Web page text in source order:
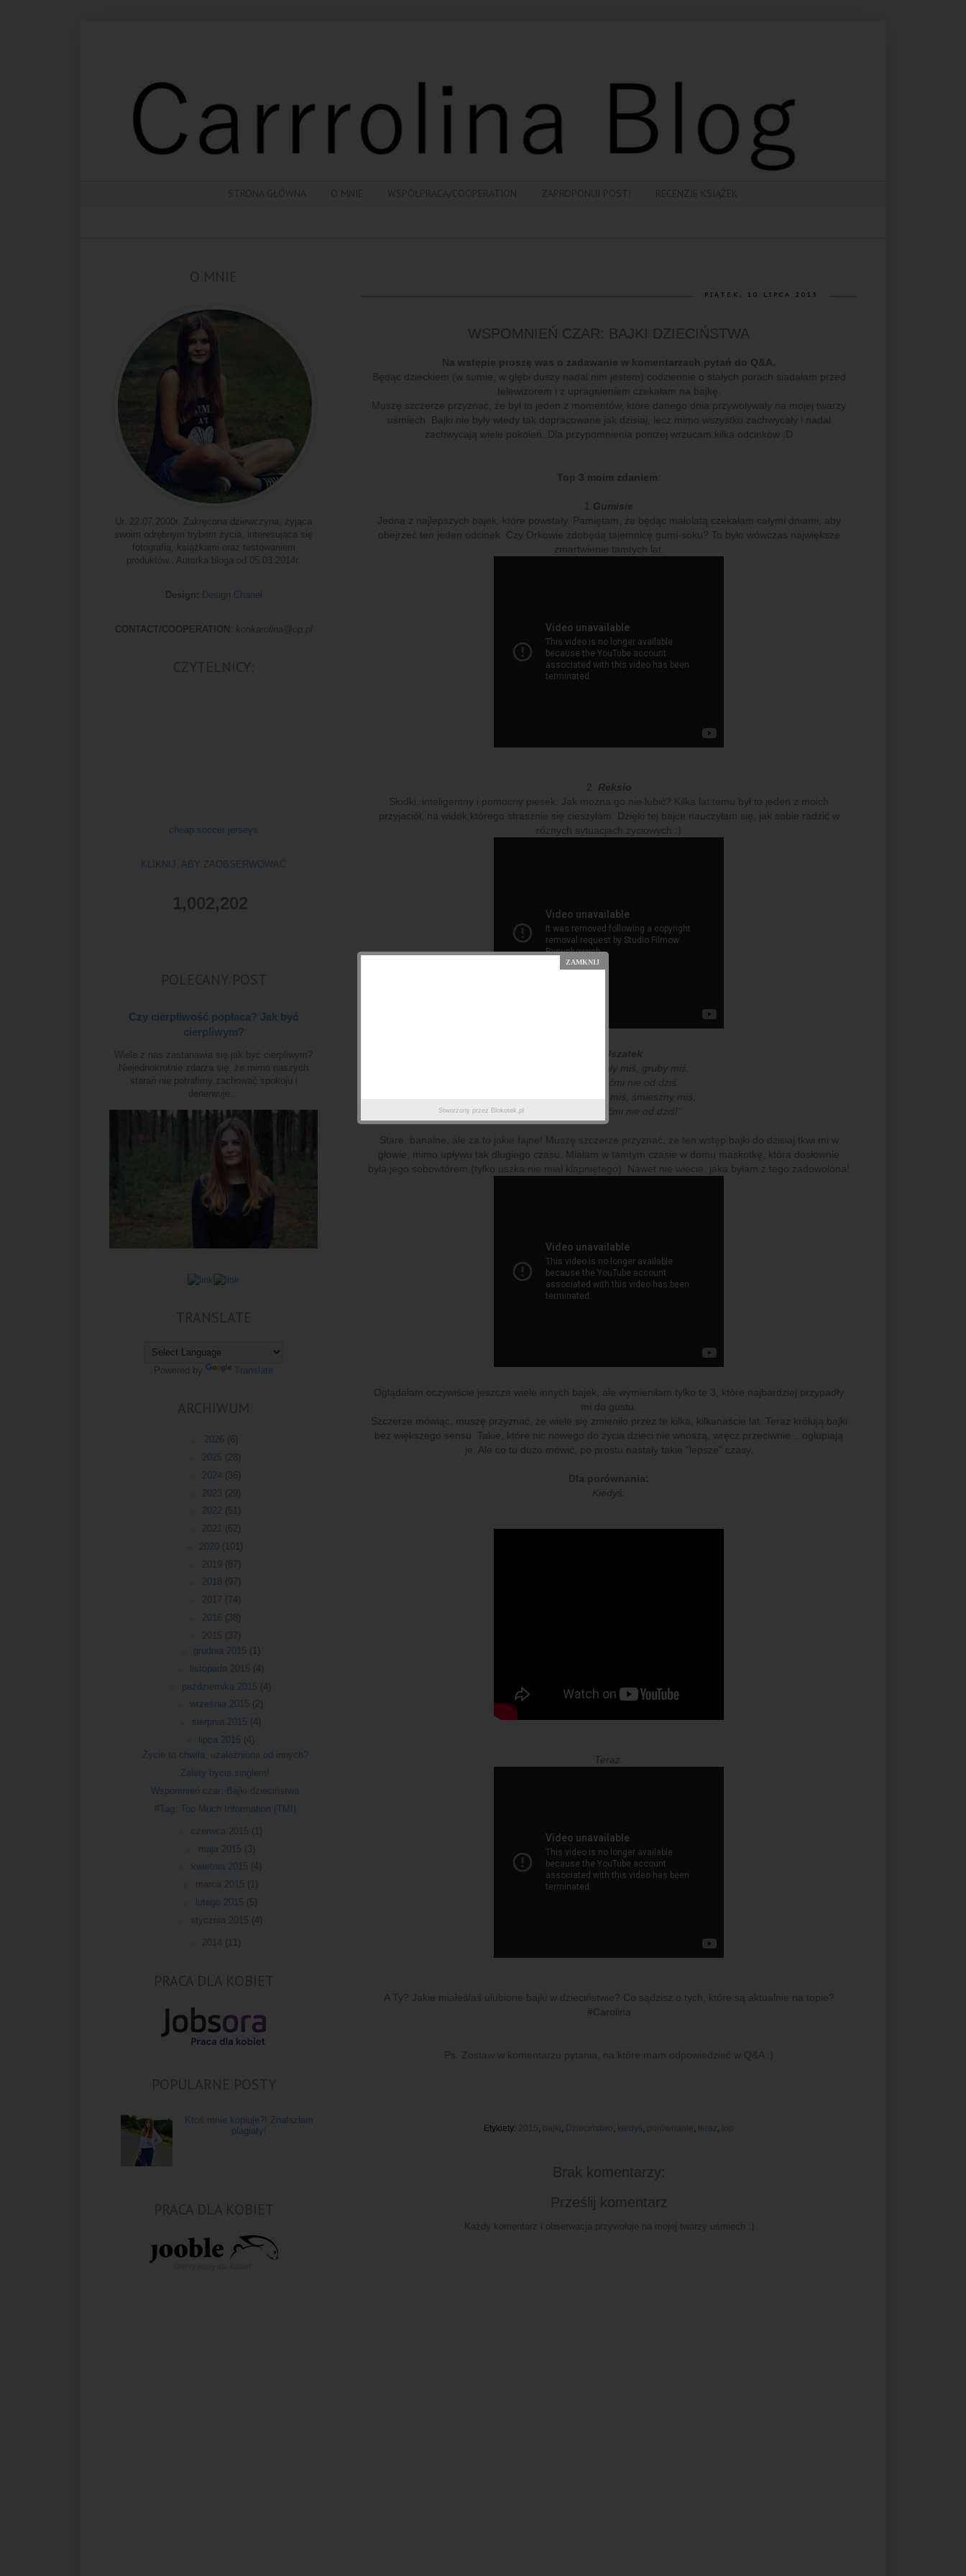
STRONA GŁÓWNA O MNIE WSPÓŁPRACA/COOPERATION ZAPROPONUJ POST! RECENZJE KSIĄŻEK
PIĄTEK, 10 LIPCA 2015
WSPOMNIEŃ CZAR: BAJKI DZIECIŃSTWA
Na wstępie proszę was o zadawanie w komentarzach pytań do Q&A.
Będąc dzieckiem (w sumie, w głębi duszy nadal nim jestem) codziennie o stałych porach siadałam przed
telewizorem i z upragnieniem czekałam na bajkę.
Muszę szczerze przyznać, że był to jeden z momentów, które danego dnia przywoływały na mojej twarzy
uśmiech. Bajki nie były wtedy tak dopracowane jak dzisiaj, lecz mimo wszystko zachwycały i nadal
zachwycają wiele pokoleń. Dla przypomnienia poniżej wrzucam kilka odcinków :D
Top 3 moim zdaniem
Gumisie
Jedna z najlepszych bajek, które powstały. Pamiętam, że będąc małolatą czekałam całymi dniami, aby
obejrzeć ten jeden odcinek. Czy Orkowie zdobędą tajemnicę gumi-soku? To było wówczas największe
zmartwienie tamtych lat.
Reksio
Słodki, inteligentny i pomocny piesek. Jak można go nie lubić? Kilka lat temu był to jeden z moich
przyjaciół, na widok którego strasznie się cieszyłam. Dzięki tej bajce nauczyłam się, jak sobie radzić w
różnych sytuacjach życiowych :)
Miś Uszatek
Jestem sobie mały miś, gruby miś,
znam się z dziećmi nie od dziś.
Jestem sobie mały miś, śmieszny miś,
znam się z dziećmi nie od dziś!"
Stare, banalne, ale za to jakie fajne! Muszę szczerze przyznać, że ten wstęp bajki do dzisiaj tkwi mi w
głowie, mimo upływu tak długiego czasu. Miałam w tamtym czasie w domu maskotkę, która dosłownie
była jego sobowtórem (tylko uszka nie miał klapniętego). Nawet nie wiecie, jaka byłam z tego zadowolona!
Oglądałam oczywiście jeszcze wiele innych bajek, ale wymieniłam tylko te 3, które najbardziej przypadły
mi do gustu.
Szczerze mówiąc, muszę przyznać, że wiele się zmieniło przez te kilka, kilkanaście lat. Teraz królują bajki
bez większego sensu. Takie, które nic nowego do życia dzieci nie wnoszą, wręcz przeciwnie... ogłupiają
je. Ale co tu dużo mówić, po prostu nastały takie "lepsze" czasy.
Dla porównania:
Kiedyś:
Teraz:
A Ty? Jakie miałeś/aś ulubione bajki w dzieciństwie? Co sądzisz o tych, które są aktualnie na topie?
#Carolina
Ps. Zostaw w komentarzu pytania, na które mam odpowiedzieć w Q&A :)
Etykiety: 2015 bajki Dzieciństwo kiedyś porównanie teraz top
Brak komentarzy:
Prześlij komentarz
Każdy komentarz i obserwacja przywołuje na mojej twarzy uśmiech :)
Ur. 22.07.2000r. Zakręcona dziewczyna, żyjąca
swoim odrębnym trybem życia, interesująca się
fotografią, książkami oraz testowaniem
produktów.. Autorka bloga od 05.03.2014r.
Design: Design Chanel
CONTACT/COOPERATION konkarolina@op.pl
cheap soccer jerseys
KLIKNIJ, ABY ZAOBSERWOWAĆ
1,002,202
Czy cierpliwość popłaca? Jak być
cierpliwym?
Wiele z nas zastanawia się jak być cierpliwym?
Niejednokrotnie zdarza się, że mimo naszych
starań nie potrafimy zachować spokoju i
denerwuje...
Powered by Translate
Stworzony przez Blokotek.pl
2026 (6)
2025 (28)
2024 (36)
2023 (29)
2022 (51)
2021 (62)
2020 (101)
2019 (87)
2018 (97)
2017 (74)
2016 (38)
2015 (37)
grudnia 2015 (1)
listopada 2015 (4)
października 2015 (4)
►września 2015 (2)
sierpnia 2015 (4)
lipca 2015 (4)
Życie to chwila, uzależniona od innych?
Zalety bycia singlem!
Wspomnień czar: Bajki dzieciństwa
#Tag: Too Much Information (TMI)
czerwca 2015 (1)
maja 2015 (3)
kwietnia 2015 (4)
marca 2015 (1)
lutego 2015 (5)
stycznia 2015 (4)
2014 (11)
Ktoś mnie kopiuje?! Znalazłam
plagiaty!